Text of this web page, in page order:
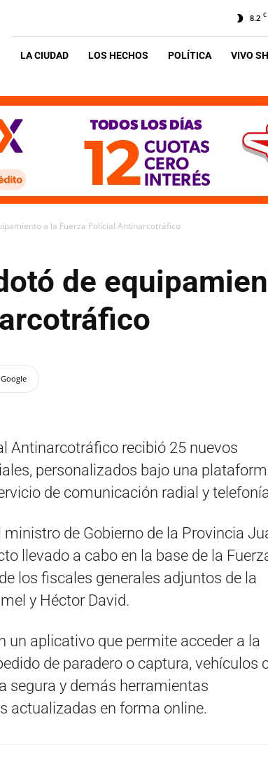
8.2 C
LA CIUDAD LOS HECHOS POLÍTICA VIVO
a la Fuerza Policial Antinarcotráfico
de
Antinarcotráfico recibió 25 nuevos
personalizados bajo una
de comunicación radial y
de Gobierno de la Provincia
llevado a cabo en la base de la
los fiscales generales adjuntos de la
y Héctor David.
un aplicativo que permite acceder a la
de paradero o captura, vehículos
segura y demás herramientas
actualizadas en forma online.